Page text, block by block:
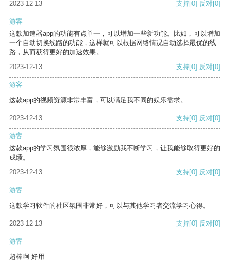
2023-12-13 支持[0] 反对[0]
游客
这款加速器app的功能有点单一，可以增加一些新功能。比如，可以增加
一个自动切换线路的功能，这样就可以根据网络情况自动选择最优的线
路，从而获得更好的加速效果。
2023-12-13
支持[0] 反对[0]
游客
这款app的视频资源非常丰富，可以满足我不同的娱乐需求。
2023-12-13 支持[0] 反对[0]
游客
这款app的学习氛围很浓厚，能够激励我不断学习，让我能够取得更好的
成绩。
2023-12-13
支持[0] 反对[0]
游客
这款学习软件的社区氛围非常好，可以与其他学习者交流学习心得。
2023-12-13 支持[0] 反对[0]
游客
超棒啊 好用